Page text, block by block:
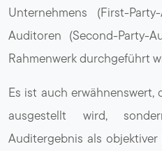
Unternehmens (First-
Auditoren (Second-Party-
Rahmenwerk durchgeführt
Es ist auch erwähnenswert,
ausgestellt wird,
Auditergebnis als